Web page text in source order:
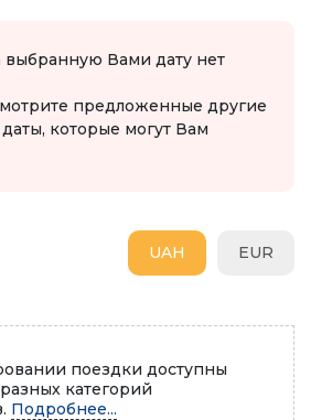
Вами дату нет
предложенные другие
которые могут Вам
EUR
UAH
поездки доступны
категорий
Подробнее...